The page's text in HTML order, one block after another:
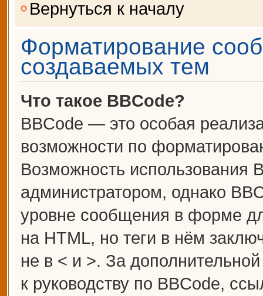
Вернуться к началу
Форматирование
создаваемых тем
Что такое BBCode?
BBCode — это особая
возможности по
Возможность использования
администратором, однако
уровне сообщения в форме
на HTML, но теги в нём
не в < и >. За
к руководству по BBCode,